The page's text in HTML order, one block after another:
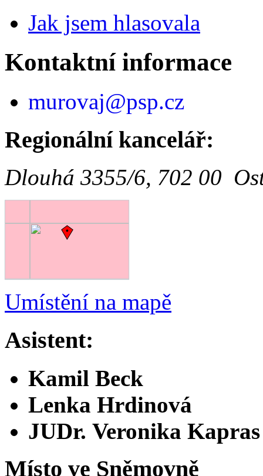
Jak jsem hlasovala
Kontaktní informace
murovaj@psp.cz
Regionální kancelář:
Dlouhá 3355/6, 702 00
Umístění na mapě
Asistent:
Kamil Beck
Lenka Hrdinová
JUDr. Veronika Kapras
Místo ve Sněmovně